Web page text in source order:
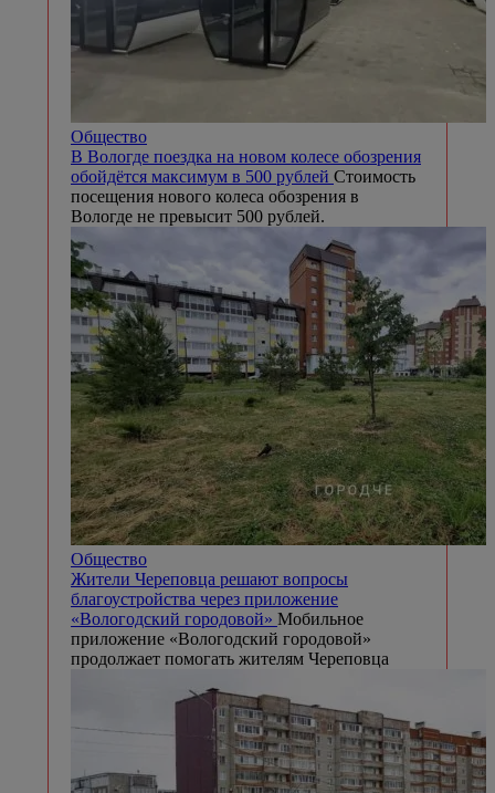
Общество
В Вологде поездка на новом колесе обозрения
обойдётся максимум в 500 рублей Стоимость
посещения нового колеса обозрения в
Вологде не превысит 500 рублей.
Общество
Жители Череповца решают вопросы
благоустройства через приложение
«Вологодский городовой» Мобильное
приложение «Вологодский городовой»
продолжает помогать жителям Череповца